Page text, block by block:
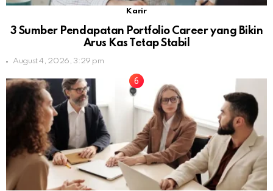
Karir
3 Sumber Pendapatan Portfolio Career yang Bikin
Arus Kas Tetap Stabil
August 4, 2026, 3:29 pm